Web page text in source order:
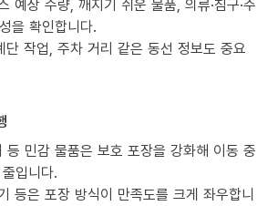
예상 수량, 깨지기 쉬운 물품, 의류·침구·주
을 확인합니다.
단 작업, 주차 거리 같은 동선 정보도 중요
등 민감 물품은 보호 포장을 강화해 이동 중
입니다.
등은 포장 방식이 만족도를 크게 좌우합니